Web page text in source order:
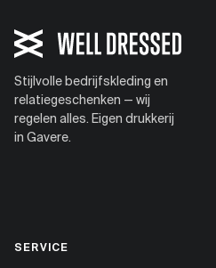
Stijlvolle bedrijfskleding en
relatiegeschenken — wij
regelen alles. Eigen drukkerij
in Gavere.
SERVICE